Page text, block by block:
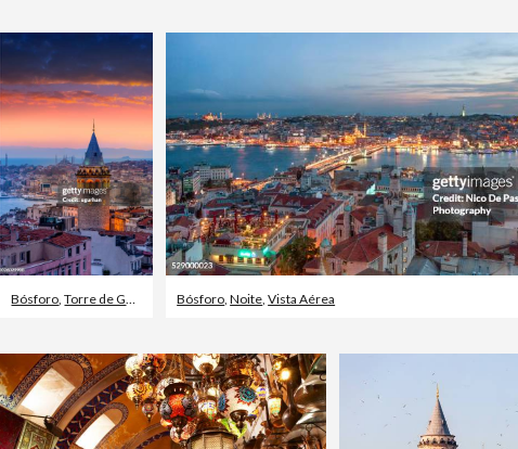
Bósforo ,Torre de Galata Noite
Bósforo ,Noite ,Vista Aérea